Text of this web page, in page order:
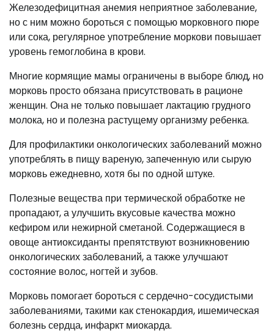
Железодефицитная анемия неприятное заболевание,
но с ним можно бороться с помощью морковного пюре
или сока, регулярное употребление моркови повышает
уровень гемоглобина в крови.
Многие кормящие мамы ограничены в выборе блюд, но
морковь просто обязана присутствовать в рационе
женщин. Она не только повышает лактацию грудного
молока, но и полезна растущему организму ребенка.
Для профилактики онкологических заболеваний можно
употреблять в пищу вареную, запеченную или сырую
морковь ежедневно, хотя бы по одной штуке.
Полезные вещества при термической обработке не
пропадают, а улучшить вкусовые качества можно
кефиром или нежирной сметаной. Содержащиеся в
овоще антиоксиданты препятствуют возникновению
онкологических заболеваний, а также улучшают
состояние волос, ногтей и зубов.
Морковь помогает бороться с сердечно-сосудистыми
заболеваниями, такими как стенокардия, ишемическая
болезнь сердца, инфаркт миокарда.